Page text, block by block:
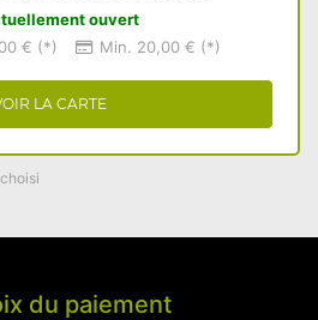
ouvert
€ (*) Min. 20,00 € (*)
LA CARTE
du paiement